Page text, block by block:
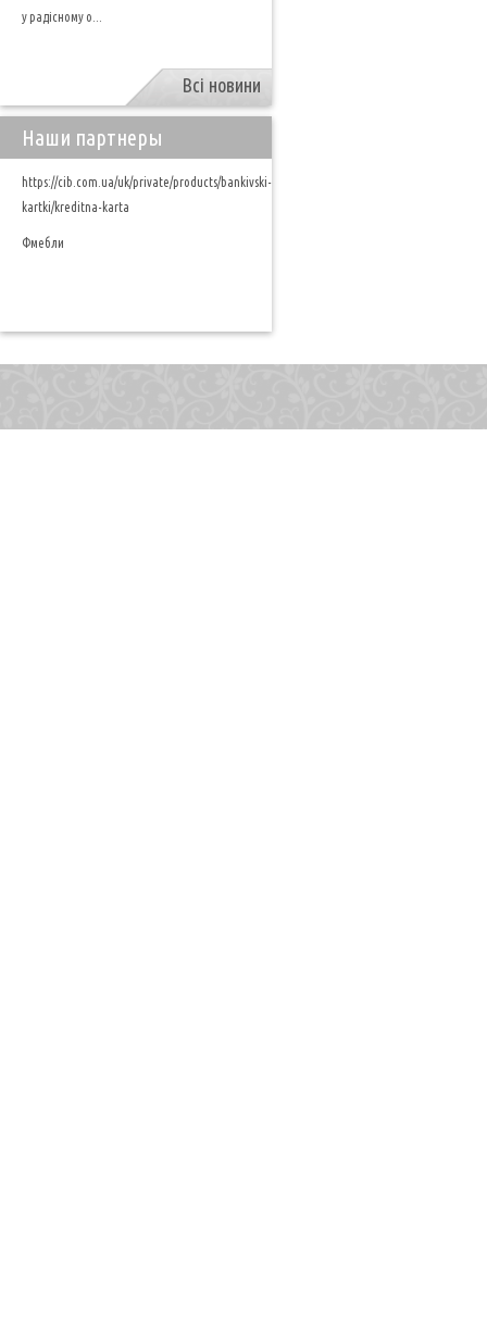
у радісному о...
Всі новини
Наши партнеры
https://cib.com.ua/uk/private/products/bankivski-
kartki/kreditna-karta
Фмебли